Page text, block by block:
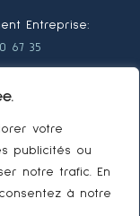
votre
publicités ou
notre trafic. En
à notre
Entreprise:
67 35
de Direction –
Inventive
d’étude｜
｜Sponsors
Globe